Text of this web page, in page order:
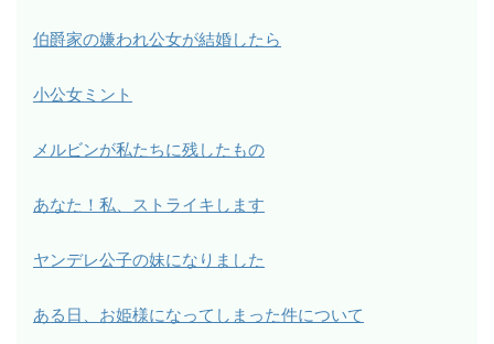
伯爵家の嫌われ公女が結婚したら
小公女ミント
メルビンが私たちに残したもの
あなた！私、ストライキします
ヤンデレ公子の妹になりました
ある日、お姫様になってしまった件について